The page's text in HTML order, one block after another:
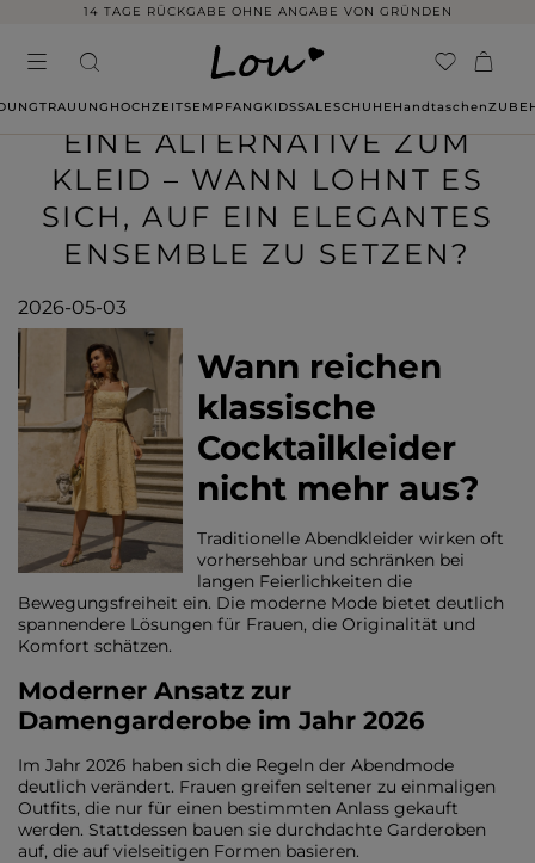
14 TAGE RÜCKGABE OHNE ANGABE VON GRÜNDEN
TRAUUNG HOCHZEITSEMPFANG KIDSSALESCHUHE Handtaschen
EINE ALTERNATIVE ZUM
KLEID – WANN LOHNT ES
SICH, AUF EIN ELEGANTES
ENSEMBLE ZU SETZEN?
2026-05-03
Wann reichen
klassische
Cocktailkleider
nicht mehr aus?
Traditionelle Abendkleider wirken oft
vorhersehbar und schränken bei
langen Feierlichkeiten die
Bewegungsfreiheit ein. Die moderne Mode bietet deutlich
spannendere Lösungen für Frauen, die Originalität und
Komfort schätzen.
Moderner Ansatz zur
Damengarderobe im Jahr 2026
Im Jahr 2026 haben sich die Regeln der Abendmode
deutlich verändert. Frauen greifen seltener zu einmaligen
Outfits, die nur für einen bestimmten Anlass gekauft
werden. Stattdessen bauen sie durchdachte Garderoben
auf, die auf vielseitigen Formen basieren.